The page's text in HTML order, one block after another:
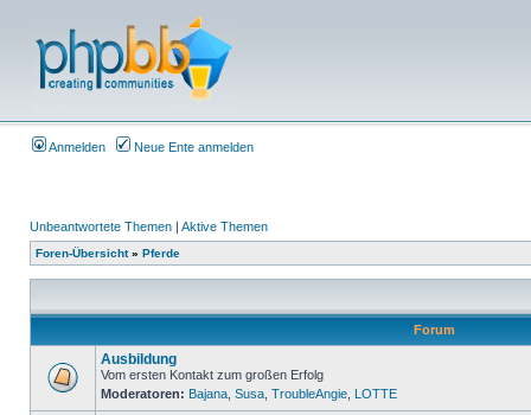
Anmelden Neue Ente anmelden
Unbeantwortete Themen | Aktive Themen
Foren-Übersicht» Pferde
Forum
Ausbildung
Vom ersten Kontakt zum großen Erfolg
Moderatoren: Bajana Susa TroubleAngie LOTTE